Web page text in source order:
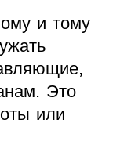
и тому
Это
или